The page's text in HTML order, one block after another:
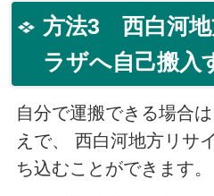
方法3 西白河
ラザへ自己搬入
自分で運搬できる場合
えで、 西白河地方リサ
ち込むことができます。